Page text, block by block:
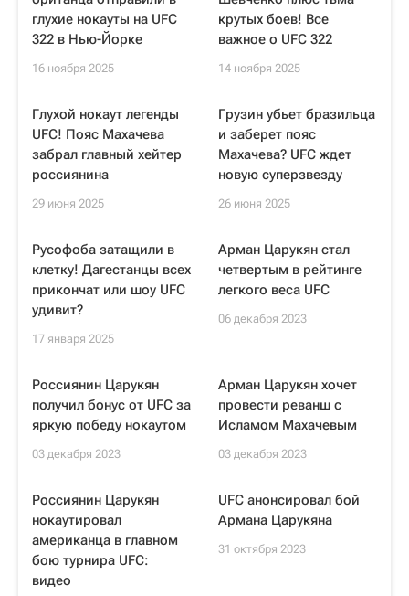
глухие нокауты на UFC
322 в Нью-Йорке
16 ноября 2025
крутых боев! Все
важное о UFC 322
14 ноября 2025
Глухой нокаут легенды
UFC! Пояс Махачева
забрал главный хейтер
россиянина
29 июня 2025
Грузин убьет бразильца
и заберет пояс
Махачева? UFC ждет
новую суперзвезду
26 июня 2025
Русофоба затащили в
клетку! Дагестанцы всех
прикончат или шоу UFC
удивит?
17 января 2025
Арман Царукян стал
четвертым в рейтинге
легкого веса UFC
06 декабря 2023
Россиянин Царукян
получил бонус от UFC за
яркую победу нокаутом
03 декабря 2023
Арман Царукян хочет
провести реванш с
Исламом Махачевым
03 декабря 2023
Россиянин Царукян
нокаутировал
американца в главном
бою турнира UFC:
видео
UFC анонсировал бой
Армана Царукяна
31 октября 2023